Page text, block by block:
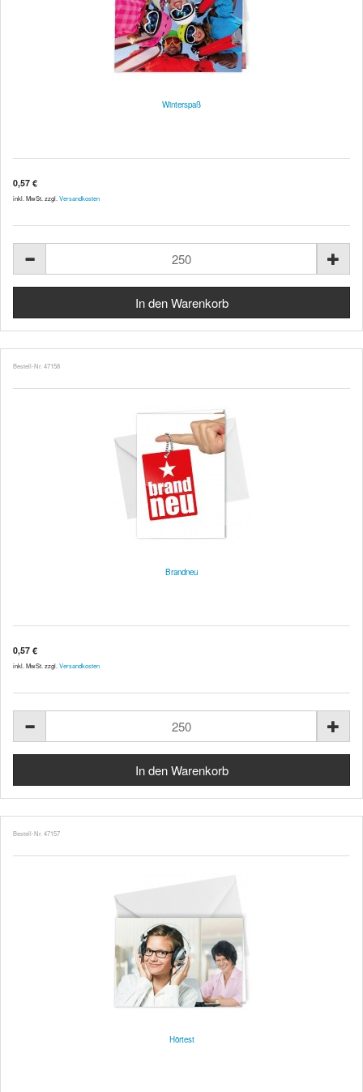
Winterspaß
0,57 €
inkl. MwSt. zzgl. Versandkosten
Bestell-Nr. 47158
Brandneu
0,57 €
inkl. MwSt. zzgl. Versandkosten
Bestell-Nr. 47157
Hörtest